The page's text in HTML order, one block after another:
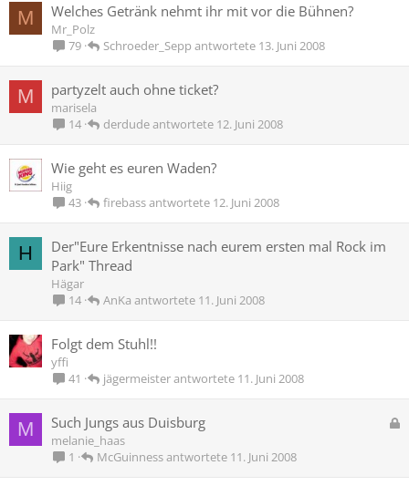
M Welches Getränk nehmt ihr mit vor die Bühnen?
Mr_Polz
79
13. Juni 2008
Schroeder_Sepp
M partyzelt auch ohne ticket?
marisela
14
12. Juni 2008
derdude
Wie geht es euren Waden?
Hiig
43
12. Juni 2008
firebass
H
Der"Eure Erkentnisse nach eurem ersten mal Rock im
Park" Thread
Hägar
14
11. Juni 2008
AnKa
Folgt dem Stuhl!!
yffi
41
11. Juni 2008
jägermeister
M
G
Such Jungs aus Duisburg
melanie_haas
1
11. Juni 2008
McGuinness